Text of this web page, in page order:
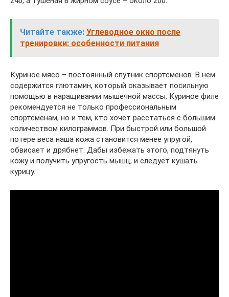
Читайте также: Углеводное окно после
тренировки: особенности питания
Куриное мясо – постоянный спутник спортсменов. В нем
содержится глютамин, который оказывает посильную
помощью в наращивании мышечной массы. Куриное филе
рекомендуется не только профессиональным
спортсменам, но и тем, кто хочет расстаться с большим
количеством килограммов. При быстрой или большой
потере веса наша кожа становится менее упругой,
обвисает и дрябнет. Дабы избежать этого, подтянуть
кожу и получить упругость мышц, и следует кушать
курицу.